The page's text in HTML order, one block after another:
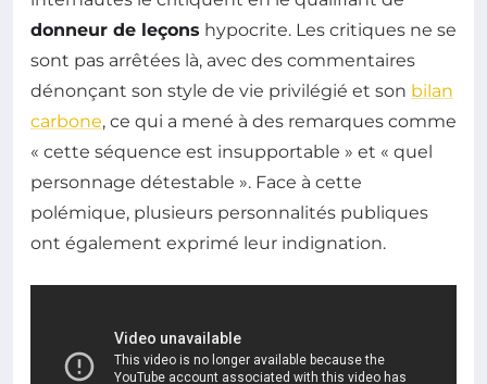
donneur de leçons hypocrite. Les critiques ne se
sont pas arrêtées là, avec des commentaires
dénonçant son style de vie privilégié et son bilan
carbone, ce qui a mené à des remarques comme
« cette séquence est insupportable » et « quel
personnage détestable ». Face à cette
polémique, plusieurs personnalités publiques
ont également exprimé leur indignation.